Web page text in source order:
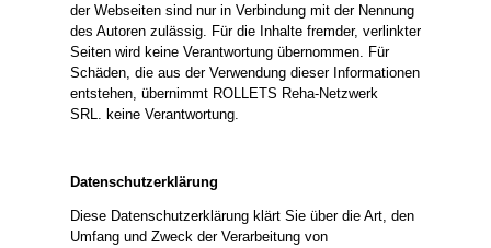
der Webseiten sind nur in Verbindung mit der Nennung
des Autoren zulässig. Für die Inhalte fremder, verlinkter
Seiten wird keine Verantwortung übernommen. Für
Schäden, die aus der Verwendung dieser Informationen
entstehen, übernimmt ROLLETS Reha-Netzwerk
SRL. keine Verantwortung.
Datenschutzerklärung
Diese Datenschutzerklärung klärt Sie über die Art, den
Umfang und Zweck der Verarbeitung von